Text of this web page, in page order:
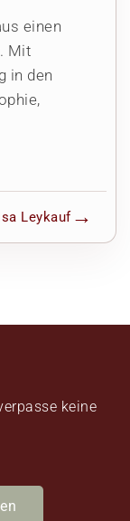
einen
Mit
in den
Leykauf
keine